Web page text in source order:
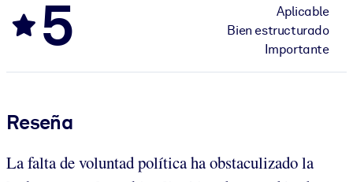
5
Aplicable
Bien estructurado
Importante
Reseña
La falta de voluntad política ha obstaculizado la